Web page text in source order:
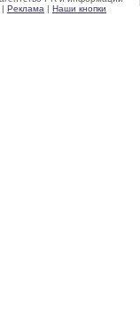
| Реклама | Наши кнопки